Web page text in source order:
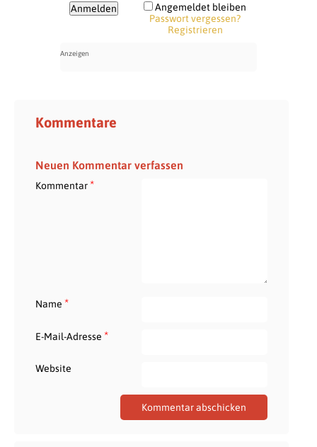
Angemeldet bleiben
Passwort vergessen?
Registrieren
Kommentare
Neuen Kommentar verfassen
Kommentar*
Name *
E-Mail-Adresse *
Website